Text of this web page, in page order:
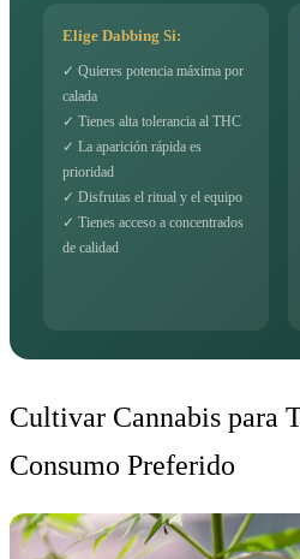
Elige Dabbing Si:
✓ Quieres potencia máxima por
calada
✓ Tienes alta tolerancia al THC
✓ La aparición rápida es
prioridad
✓ Disfrutas el ritual y el equipo
✓ Tienes acceso a concentrados
de calidad
Cultivar Cannabis para
Consumo Preferido